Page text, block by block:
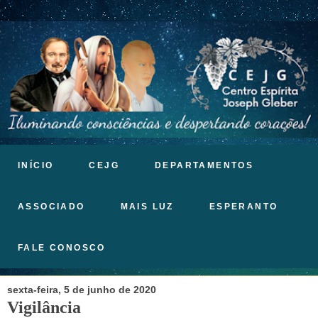
INÍCIO CEJG DEPARTAMENTOS
ASSOCIADO MAIS LUZ ESPERANTO
FALE CONOSCO
sexta-feira, 5 de junho de 2020
Vigilância